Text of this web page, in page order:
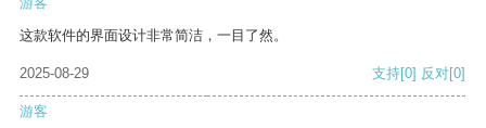
这款软件的界面设计非常简洁，一目了然。
2025-08-29 支持[0] 反对[0]
游客